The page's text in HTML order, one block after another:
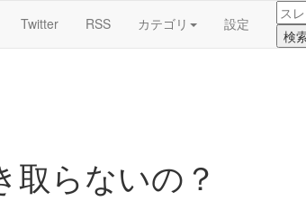
Twitter RSS カテゴリ 設定
取らないの？